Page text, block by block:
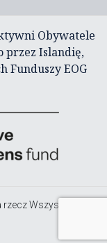
Obywatele
przez Islandię,
Funduszy EOG
Wszystkich